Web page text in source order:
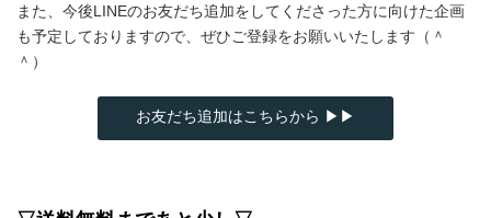
また、今後LINEのお友だち追加をしてくださった方に向けた企画
も予定しておりますので、ぜひご登録をお願いいたします（＾
＾）
お友だち追加はこちらから ▶▶